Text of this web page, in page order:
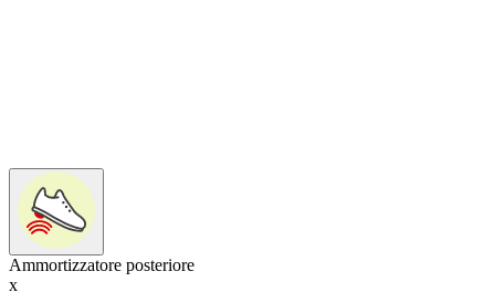
Ammortizzatore posteriore
x